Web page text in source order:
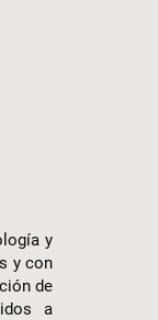
y
y con
de
a